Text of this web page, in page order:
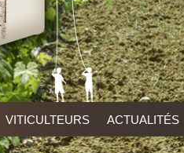
VITICULTEURS ACTUALITÉS